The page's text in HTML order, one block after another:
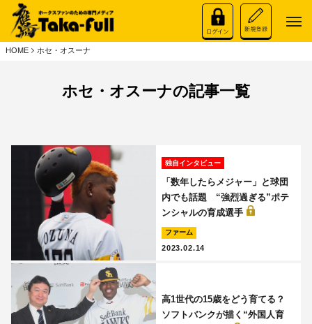
HOME ホセ・オスーナ
ホセ・オスーナの記事一覧
独自インタビュー
「数年したらメジャー」と球団
内でも話題 “強烈過ぎる”ポテ
ンシャルの育成選手
ファーム
2023.02.14
高1世代の15歳をどう育てる？
ソフトバンクが描く“外国人育